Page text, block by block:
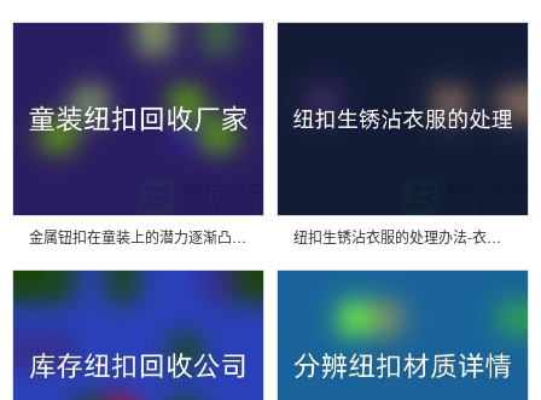
金属钮扣在童装上的潜力逐渐凸显-纽扣回收价格-童装纽扣回收厂家 纽扣生锈沾衣服的处理办法-衣服纽扣回收价格-高价回收纽扣厂家